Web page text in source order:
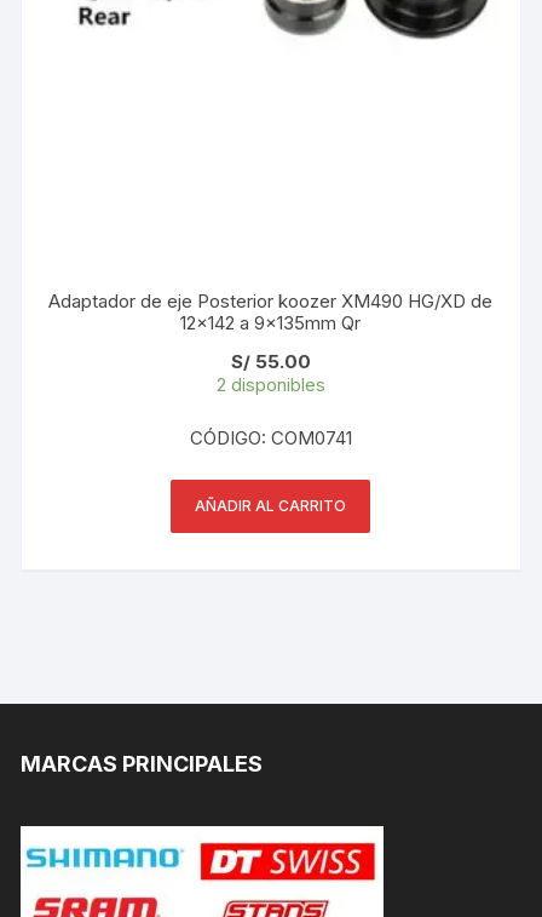
Adaptador de eje Posterior koozer XM490 HG/XD de
12×142 a 9x135mm Qr
S/55.00
2 disponibles
CÓDIGO: COM0741
AÑADIR AL CARRITO
MARCAS PRINCIPALES